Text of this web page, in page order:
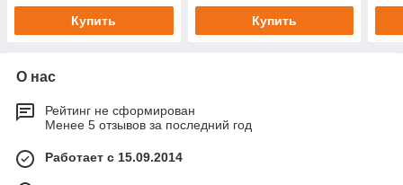
Купить Купить
О нас
Рейтинг не сформирован
Менее 5 отзывов за последний год
Работает с 15.09.2014